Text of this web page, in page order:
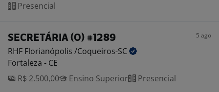
Presencial
SECRETÁRIA (O) #1289 5 ago
RHF Florianópolis /Coqueiros-SC
Fortaleza - CE
R$ 2.500,00
Ensino Superior Presencial